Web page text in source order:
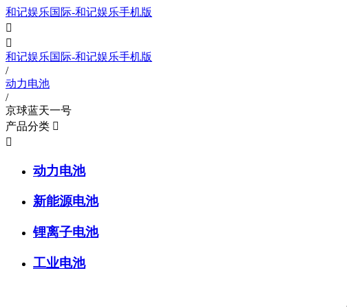
和记娱乐国际-和记娱乐手机版


和记娱乐国际-和记娱乐手机版
/
动力电池
/
京球蓝天一号
产品分类 

动力电池
新能源电池
锂离子电池
工业电池